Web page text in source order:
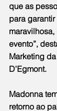
que as
para
evento”,
Marketing
D’Egmont.
Madonna
retorno ao